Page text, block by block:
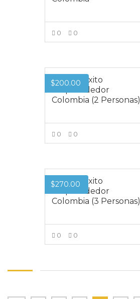
0 0
$200.00
Premio Éxito
Emprendedor
Colombia (2 Personas)
0 0
$270.00
Premio Éxito
Emprendedor
Colombia (3 Personas)
0 0